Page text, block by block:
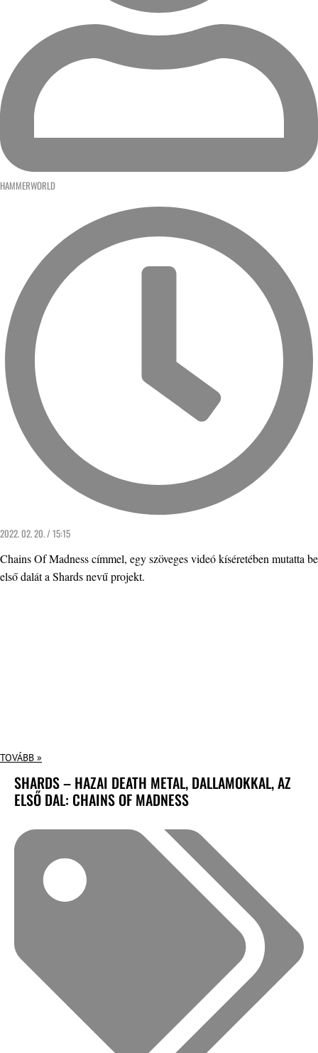
HAMMERWORLD
2022. 02. 20. / 15:15
Chains Of Madness címmel, egy szöveges videó kíséretében mutatta be
első dalát a Shards nevű projekt.
TOVÁBB »
SHARDS – HAZAI DEATH METAL, DALLAMOKKAL, AZ
ELSŐ DAL: CHAINS OF MADNESS